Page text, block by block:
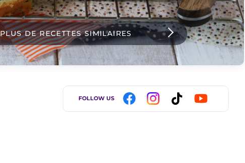
DE RECETTES SIMILAIRES
FOLLOW US